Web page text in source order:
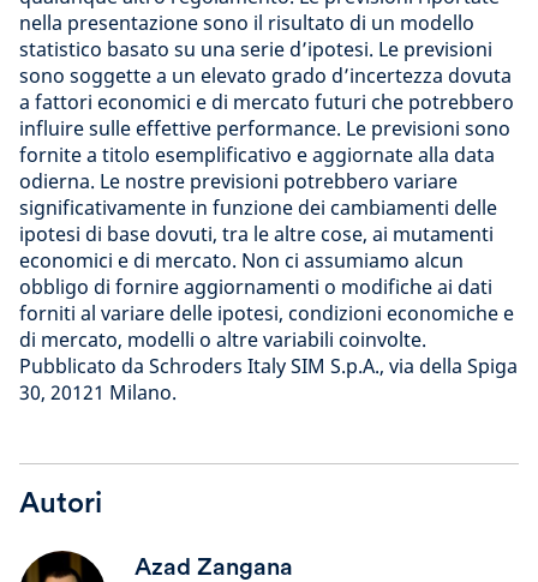
nella presentazione sono il risultato di un modello
statistico basato su una serie d’ipotesi. Le previsioni
sono soggette a un elevato grado d’incertezza dovuta
a fattori economici e di mercato futuri che potrebbero
influire sulle effettive performance. Le previsioni sono
fornite a titolo esemplificativo e aggiornate alla data
odierna. Le nostre previsioni potrebbero variare
significativamente in funzione dei cambiamenti delle
ipotesi di base dovuti, tra le altre cose, ai mutamenti
economici e di mercato. Non ci assumiamo alcun
obbligo di fornire aggiornamenti o modifiche ai dati
forniti al variare delle ipotesi, condizioni economiche e
di mercato, modelli o altre variabili coinvolte.
Pubblicato da Schroders Italy SIM S.p.A., via della Spiga
30, 20121 Milano.
Autori
Azad Zangana